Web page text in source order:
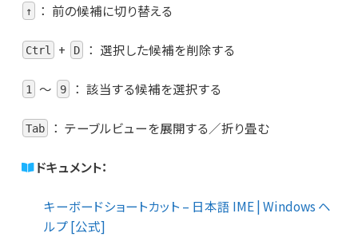
↑ ： 前の候補に切り替える
Ctrl + D ： 選択した候補を削除する
1 ～ 9 ： 該当する候補を選択する
Tab ： テーブルビューを展開する／折り畳む
ドキュメント：
キーボードショートカット – 日本語 IME | Windows ヘ
ルプ [公式]